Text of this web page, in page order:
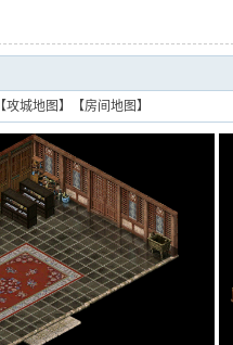
【攻城地图】【房间地图】